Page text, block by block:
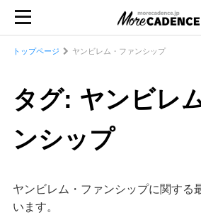
トップページ ヤンビレム・ファンシップ
タグ: ヤンビレ
ンシップ
ヤンビレム・ファンシップに関する
います。